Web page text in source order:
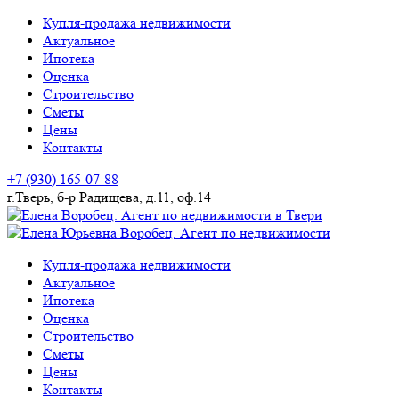
Skip
content
Купля-продажа недвижимости
Актуальное
Ипотека
Оценка
Строительство
Сметы
Цены
Контакты
+7 (930) 165-07-88
г.Тверь, б-р Радищева, д.11, оф.14
Елена Воробец. Агент по
недвижимости в Твери
Купля-продажа недвижимости
Актуальное
Ипотека
Оценка
Строительство
Сметы
Цены
Контакты